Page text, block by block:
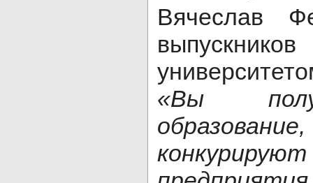
Вячеслав
«Вы